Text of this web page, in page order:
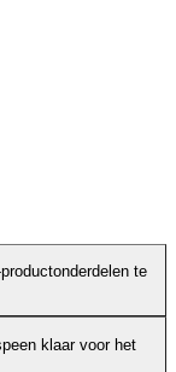
te
klaar voor het